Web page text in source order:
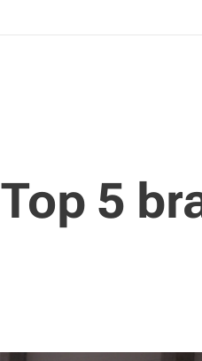
Top 5